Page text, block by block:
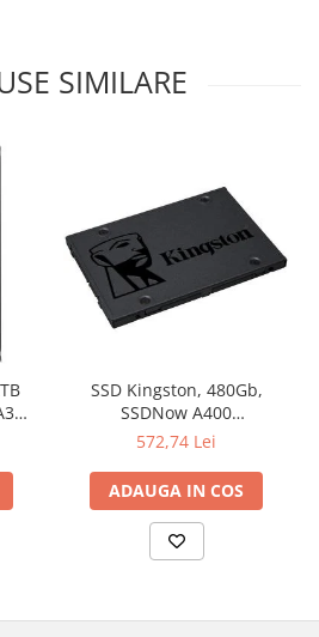
SIMILARE
SSD Kingston, 480Gb,
SSDNow A400
"SA400S37/480G"
572,74 Lei
ADAUGA IN COS